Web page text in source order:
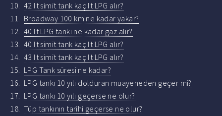
42 lt simit tank kaç lt LPG alır?
Broadway 100 km ne kadar yakar?
40 lt LPG tankı ne kadar gaz alır?
40 lt simit tank kaç lt LPG alır?
43 lt simit tank kaç lt LPG alır?
LPG Tank süresi ne kadar?
LPG tankı 10 yılı dolduran muayeneden geçer mi?
LPG tankı 10 yılı geçerse ne olur?
Tüp tankının tarihi geçerse ne olur?